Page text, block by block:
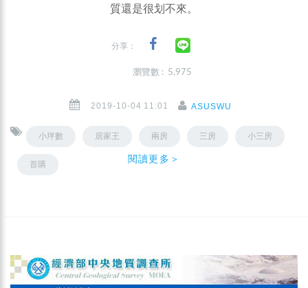
質還是很划不來。
分享：
瀏覽數 : 5,975
2019-10-04 11:01 ASUSWU
小坪數 居家王 兩房 三房 小三房
首購 閱讀更多＞